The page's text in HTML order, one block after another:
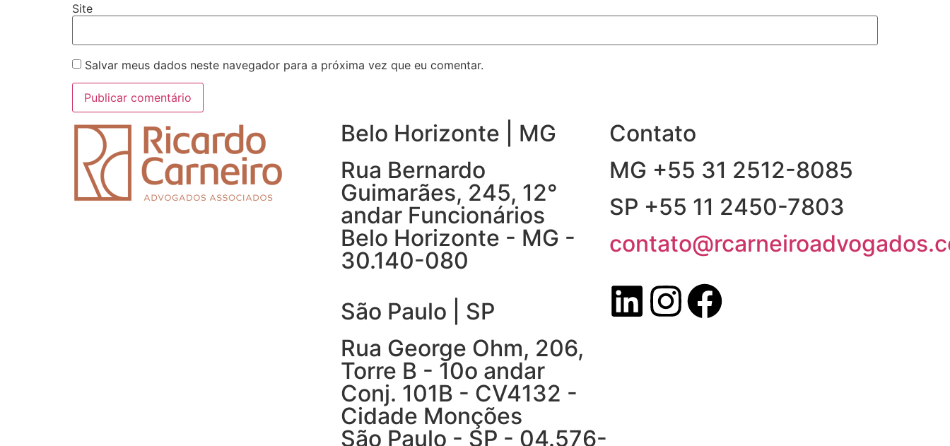
Site
Salvar meus dados neste navegador para a próxima vez que eu comentar.
Belo Horizonte | MG
Rua Bernardo
Guimarães, 245, 12°
andar Funcionários
Belo Horizonte - MG -
30.140-080
São Paulo | SP
Rua George Ohm, 206,
Torre B - 10o andar
Conj. 101B - CV4132 -
Cidade Monções
São Paulo - SP - 04.576-
Contato
MG +55 31 2512-8085
SP +55 11 2450-7803